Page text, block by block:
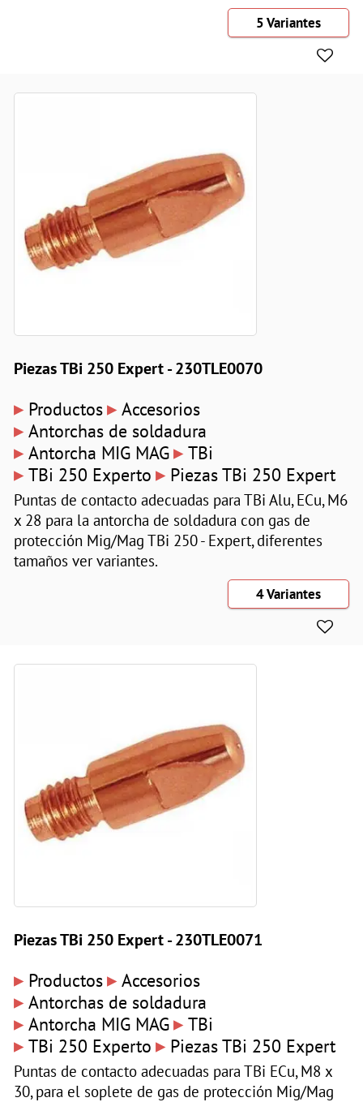
5 Variantes
Piezas TBi 250 Expert - 230TLE0070
▸ Productos▸ Accesorios
▸ Antorchas de soldadura
▸ Antorcha MIG MAG▸ TBi
▸ TBi 250 Experto ▸ Piezas TBi 250 Expert
Puntas de contacto adecuadas para TBi Alu, ECu, M6
x 28 para la antorcha de soldadura con gas de
protección Mig/Mag TBi 250 - Expert, diferentes
tamaños ver variantes.
4 Variantes
Piezas TBi 250 Expert - 230TLE0071
▸ Productos▸ Accesorios
▸ Antorchas de soldadura
▸ Antorcha MIG MAG▸ TBi
▸ TBi 250 Experto ▸ Piezas TBi 250 Expert
Puntas de contacto adecuadas para TBi ECu, M8 x
30, para el soplete de gas de protección Mig/Mag